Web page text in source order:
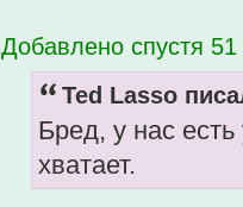
Добавлено спустя 51
Ted Lasso
Бред, у нас
хватает.